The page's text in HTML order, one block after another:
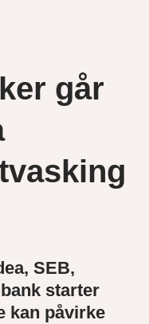
går
SEB,
starter
kan påvirke